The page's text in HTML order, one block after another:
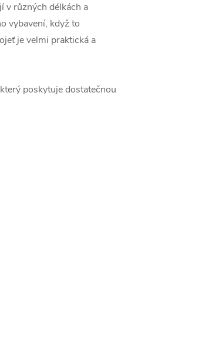
v různých délkách a
vybavení, když to
je velmi praktická a
poskytuje dostatečnou